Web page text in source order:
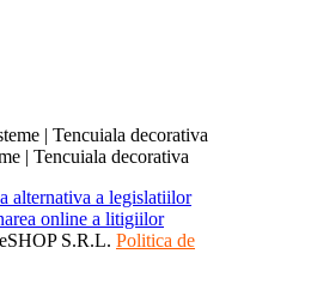
| Tencuiala decorativa
S.R.L. Politica de